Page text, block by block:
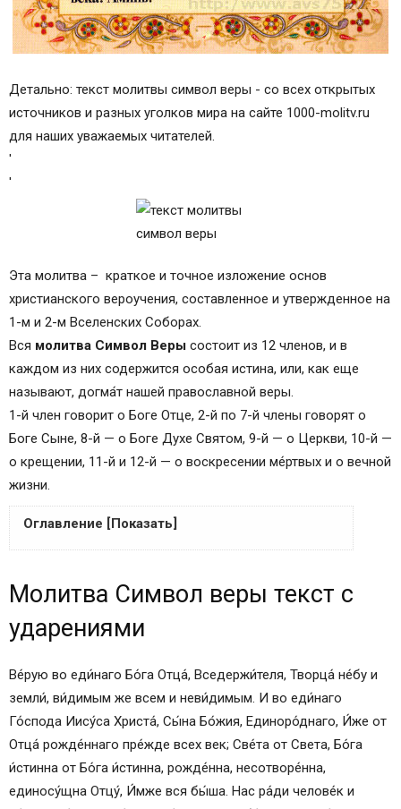
Детально: текст молитвы символ веры - со всех открытых
источников и разных уголков мира на сайте 1000-molitv.ru
для наших уважаемых читателей.
'
'
Эта молитва – краткое и точное изложение основ
христианского вероучения, составленное и утвержденное на
1-м и 2-м Вселенских Соборах.
Вся молитва Символ Веры состоит из 12 членов, и в
каждом из них содержится особая истина, или, как еще
называют, догма́т нашей православной веры.
1-й член говорит о Боге Отце, 2-й по 7-й члены говорят о
Боге Сыне, 8-й — о Боге Духе Святом, 9-й — о Церкви, 10-й —
о крещении, 11-й и 12-й — о воскресении ме́ртвых и о вечной
жизни.
Оглавление [Показать]
Перевод молитвы Символ веры на русский
Молитва Символ веры на современном русском
Молитва Символ веры – церковно-славянское
написание
<img alt="текст молитвы символ веры"
height="640" src="https://images2-focus-
opensocial.googleusercontent.com/gadgets/proxy
?url=https%3A%2F%2F1000-molitv.ru%2Fwp-
Молитва Символ веры текст с
ударениями
Ве́рую во еди́наго Бо́га Отца́, Вседержи́теля, Творца́ не́бу и
земли́, ви́димым же всем и неви́димым. И во еди́наго
Го́спода Иису́са Христа́, Сы́на Бо́жия, Единоро́днаго, И́же от
Отца́ рожде́ннаго пре́жде всех век; Све́та от Света, Бо́га
и́стинна от Бо́га и́стинна, рожде́нна, несотворе́нна,
единосу́щна Отцу́, И́мже вся бы́ша. Нас ра́ди челове́к и